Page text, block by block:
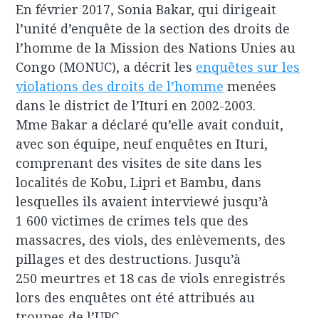
En février 2017, Sonia Bakar, qui dirigeait
l’unité d’enquête de la section des droits de
l’homme de la Mission des Nations Unies au
Congo (MONUC), a décrit les enquêtes sur les
violations des droits de l’homme menées
dans le district de l’Ituri en 2002-2003.
Mme Bakar a déclaré qu’elle avait conduit,
avec son équipe, neuf enquêtes en Ituri,
comprenant des visites de site dans les
localités de Kobu, Lipri et Bambu, dans
lesquelles ils avaient interviewé jusqu’à
1 600 victimes de crimes tels que des
massacres, des viols, des enlèvements, des
pillages et des destructions. Jusqu’à
250 meurtres et 18 cas de viols enregistrés
lors des enquêtes ont été attribués au